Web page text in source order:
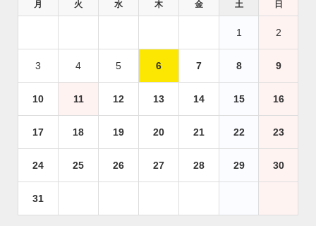
月 火 水 木 金 土 日
1 2
3 4 5 6 7 8 9
10 11 12 13 14 15 16
17 18 19 20 21 22 23
24 25 26 27 28 29 30
31